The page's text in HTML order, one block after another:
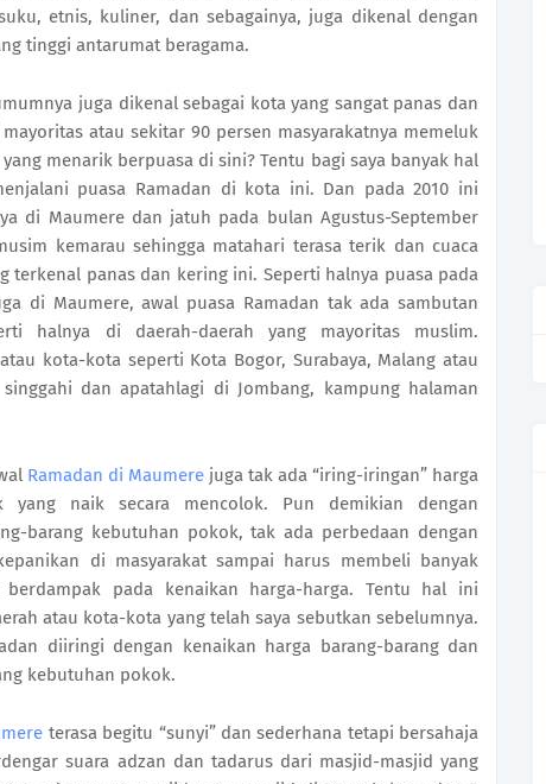
etnis, kuliner, dan sebagainya, juga dikenal dengan
tinggi antarumat beragama.
juga dikenal sebagai kota yang sangat panas dan
atau sekitar 90 persen masyarakatnya memeluk
menarik berpuasa di sini? Tentu bagi saya banyak hal
puasa Ramadan di kota ini. Dan pada 2010 ini
di Maumere dan jatuh pada bulan Agustus-September
kemarau sehingga matahari terasa terik dan cuaca
terkenal panas dan kering ini. Seperti halnya puasa pada
di Maumere, awal puasa Ramadan tak ada sambutan
halnya di daerah-daerah yang mayoritas muslim.
kota-kota seperti Kota Bogor, Surabaya, Malang atau
dan apatahlagi di Jombang, kampung halaman
Ramadan di Maumere juga tak ada “iring-iringan” harga
yang naik secara mencolok. Pun demikian dengan
barang kebutuhan pokok, tak ada perbedaan dengan
di masyarakat sampai harus membeli banyak
pada kenaikan harga-harga. Tentu hal ini
atau kota-kota yang telah saya sebutkan sebelumnya.
diiringi dengan kenaikan harga barang-barang dan
kebutuhan pokok.
terasa begitu “sunyi” dan sederhana tetapi bersahaja
suara adzan dan tadarus dari masjid-masjid yang